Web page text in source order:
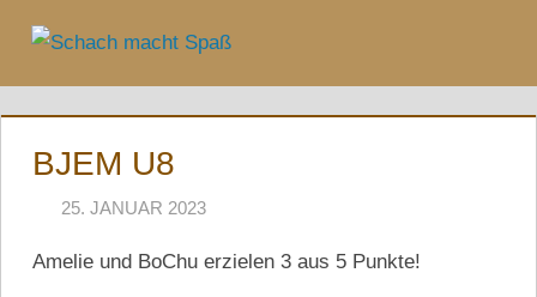
Inhalt
springen
BJEM U8
25. JANUAR 2023
Amelie und BoChu erzielen 3 aus 5 Punkte!